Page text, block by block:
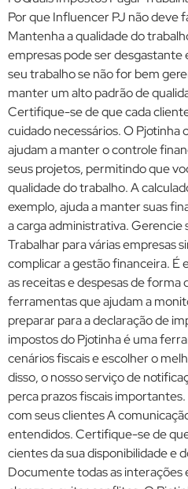
Por que Influencer PJ não deve
Mantenha a qualidade do
empresas pode ser desgastante
seu trabalho se não for bem
manter um alto padrão de
Certifique-se de que cada
cuidado necessários. O
ajudam a manter o controle
seus projetos, permitindo que
qualidade do trabalho. A
exemplo, ajuda a manter suas
a carga administrativa. Gerencie
Trabalhar para várias empresas
complicar a gestão financeira. É
as receitas e despesas de forma
ferramentas que ajudam a
preparar para a declaração de
impostos do Pjotinha é uma
cenários fiscais e escolher o
disso, o nosso serviço de
perca prazos fiscais
com seus clientes A
entendidos. Certifique-se de
cientes da sua disponibilidade e
Documente todas as interações